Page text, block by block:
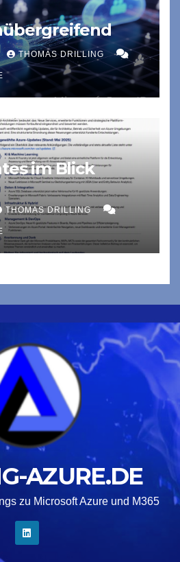
THOMAS DRILLING
im Blick
THOMAS DRILLING
AZURE.DE
zu Microsoft Azure und M365